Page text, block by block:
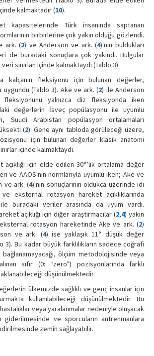
kalmaktadır (10).
kapasitelerinde Türk insanında saptanan
birbirlerine çok yakın olduğu gözlendi.
ark. (2) ve Anderson ve ark. (4)'nın buldukları
de buradaki sonuçlara çok yakındı. Bulgular
sınırlan içinde kalmaktaydı (Tablo 3).
kalçanın fleksiyonu için bulunan değerler,
uygundu (Tablo 3). Ake ve ark. (2) ile Anderson
yalnızca diz fleksiyonda iken
değerlerin İsveç popülasyonu ile uyumlu
Suudi Arabistan popülasyon ortalamaları
(2). Gene aynı tabloda görüleceği üzere,
için bulunan değerler klasik anatomi
içinde kalmaktaydı.
için elde edilen 30°’lik ortalama değer
ve AAOS'nin normlarıyla uyumlu iken; Ake ve
ve ark. (4)'nın sonuçlarının oldukça üzerinde idi
eksternal rotasyon hareket açıklıklarında
ile buradaki veriler arasında da uyum vardı.
açıklığı için diğer araştırmacılar (2,4) yakın
rotasyon hareketinde Ake ve ark. (2)
ve ark. (4) ise yaklaşık 11° düşük değer
Bu kadar büyük farklılıkların sadece coğrafi
ölçüm metodolojisinde veya
sıfır (0: “zero") pozisyonlarında farklı
düşünülmektedir.
ülkemizde sağlıklı ve genç insanlar için
kullanılabileceği düşünülmektedir. Bu
veya yaralanmalar nedeniyle oluşacak
giderilmesinde ve sporcuların antrenmanlara
zemin sağlayabilir.